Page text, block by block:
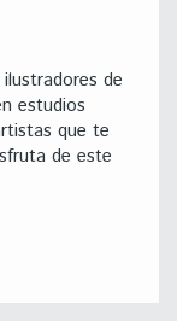
de
estudios
que te
de este